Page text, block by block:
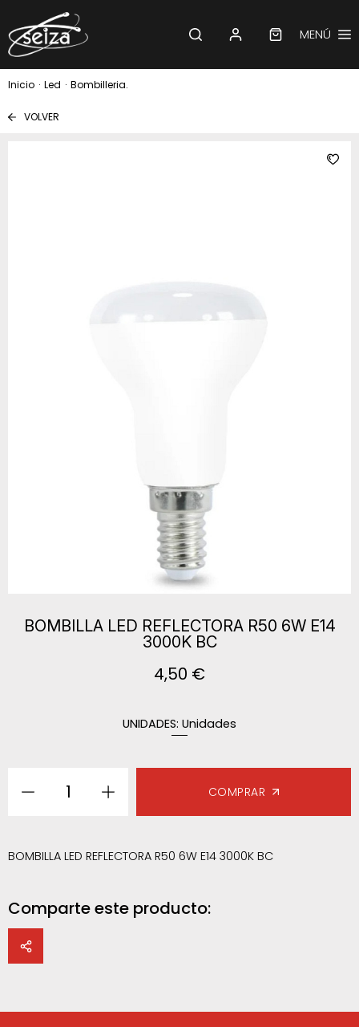
MENÚ
Inicio · Led · Bombilleria.
VOLVER
BOMBILLA LED REFLECTORA R50 6W E14
3000K BC
4,50 €
UNIDADES: Unidades
1 COMPRAR
BOMBILLA LED REFLECTORA R50 6W E14 3000K BC
Comparte este producto: